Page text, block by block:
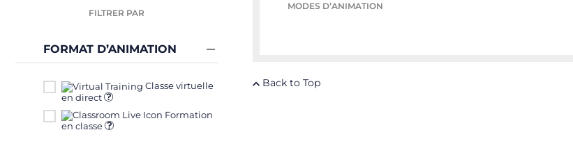
FILTRER PAR
FORMAT D’ANIMATION
Classe virtuelle
en direct
Formation
en classe
MODES D’ANIMATION
Back to Top